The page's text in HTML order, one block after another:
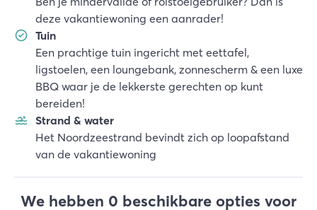
deze vakantiewoning een aanrader!
Tuin
Een prachtige tuin ingericht met eettafel,
ligstoelen, een loungebank, zonnescherm & een luxe
BBQ waar je de lekkerste gerechten op kunt
bereiden!
Strand & water
Het Noordzeestrand bevindt zich op loopafstand
van de vakantiewoning
We hebben 0 beschikbare opties voor